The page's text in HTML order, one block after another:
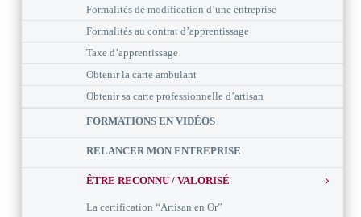
Formalités de modification d’une entreprise
Formalités au contrat d’apprentissage
Taxe d’apprentissage
Obtenir la carte ambulant
Obtenir sa carte professionnelle d’artisan
FORMATIONS EN VIDÉOS
RELANCER MON ENTREPRISE
ÊTRE RECONNU / VALORISÉ
La certification “Artisan en Or”